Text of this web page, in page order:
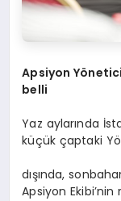
Apsiyon Yö
belli
Yaz aylarında
küçük çaptaki
dışında,
Apsiyon Ekibi’nin